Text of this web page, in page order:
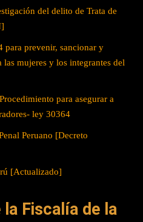
del delito de Trata de
para prevenir, sancionar y
mujeres y los integrantes del
para asegurar a
ley 30364
Peruano [Decreto
[Actualizado]
Fiscalía de la